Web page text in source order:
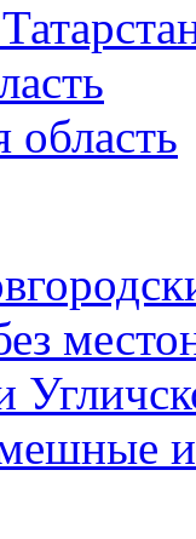
область